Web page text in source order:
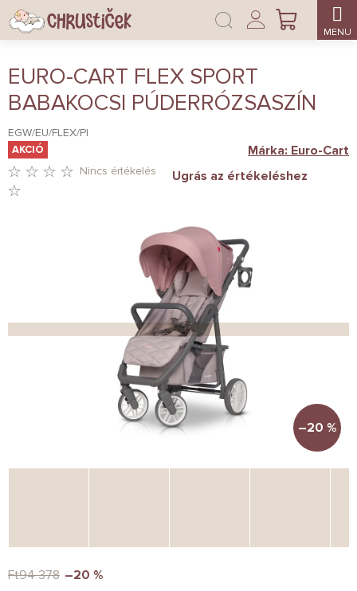
Ugrás
fő
KOSÁR
Bejelentkezés
EURO-CART FLEX SPORT
BABAKOCSI PÚDERRÓZSASZÍN
EGW/EU/FLEX/PI
AKCIÓ
CSILLAG.
Nincs értékelés Ugrás az értékeléshez
Márka: Euro-Cart
–20 %
Ft94 378 –20 %